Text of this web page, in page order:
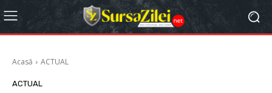
Acasă ACTUAL
ACTUAL